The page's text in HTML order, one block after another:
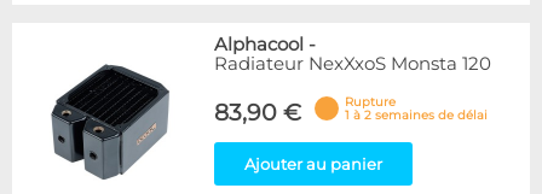
Alphacool -
Radiateur NexXxoS Monsta 120
83,90 €
Rupture
1 à 2 semaines de délai
Ajouter au panier